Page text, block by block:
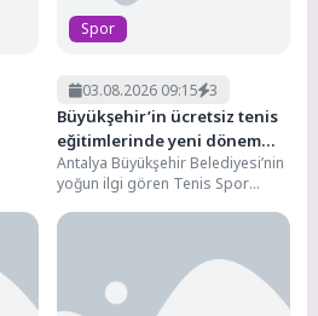
Spor
03.08.2026 09:15 3
Büyükşehir’in ücretsiz tenis
eğitimlerinde yeni dönem
başlıyor
Antalya Büyükşehir Belediyesi’nin
yoğun ilgi gören Tenis Spor
başlıyor. Konyaaltı Beach...